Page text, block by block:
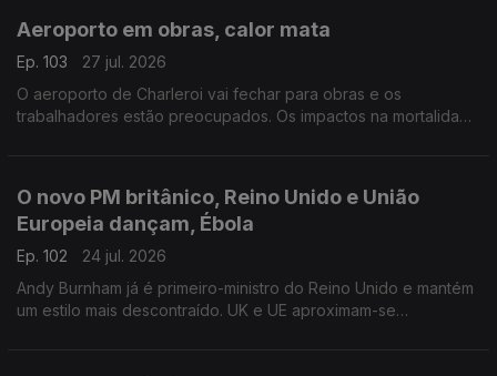
Aeroporto em obras, calor mata
Ep. 103
27 jul. 2026
O aeroporto de Charleroi vai fechar para obras e os
trabalhadores estão preocupados. Os impactos na mortalidade
O novo PM britânico, Reino Unido e União
Europeia dançam, Ébola
Ep. 102
24 jul. 2026
Andy Burnham já é primeiro-ministro do Reino Unido e mantém
um estilo mais descontraído. UK e UE aproximam-se